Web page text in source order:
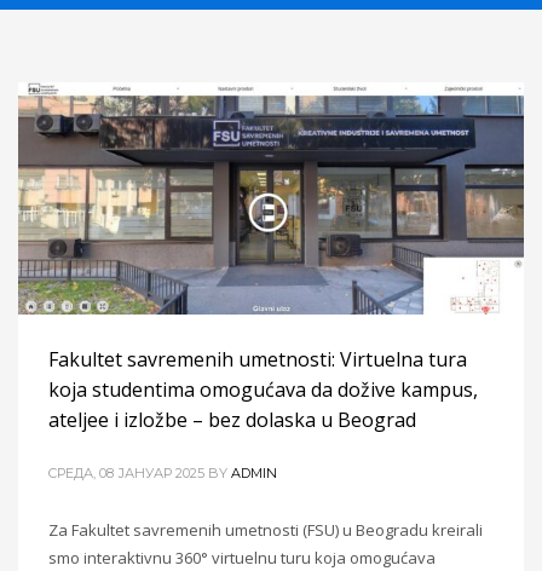
Fakultet savremenih umetnosti: Virtuelna tura
koja studentima omogućava da dožive kampus,
ateljee i izložbe – bez dolaska u Beograd
CРЕДА, 08 ЈАНУАР 2025 BY ADMIN
Za Fakultet savremenih umetnosti (FSU) u Beogradu kreirali
smo interaktivnu 360° virtuelnu turu koja omogućava